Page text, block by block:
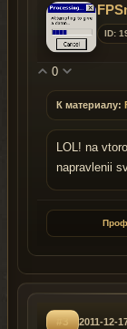
ID:
0
К материалу:
LOL! na
napravlenii
#3 2011-12-